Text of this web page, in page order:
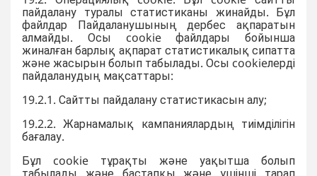
пайдалану туралы статистиканы жинайды. Бұл
файлдар Пайдаланушының дербес ақпаратын
алмайды. Осы cookie файлдары бойынша
жиналған барлық ақпарат статистикалық сипатта
және жасырын болып табылады. Осы cookieлерді
пайдаланудың мақсаттары:
19.2.1. Сайтты пайдалану статистикасын алу;
19.2.2. Жарнамалық кампаниялардың тиімділігін
бағалау.
Бұл cookie тұрақты және уақытша болып